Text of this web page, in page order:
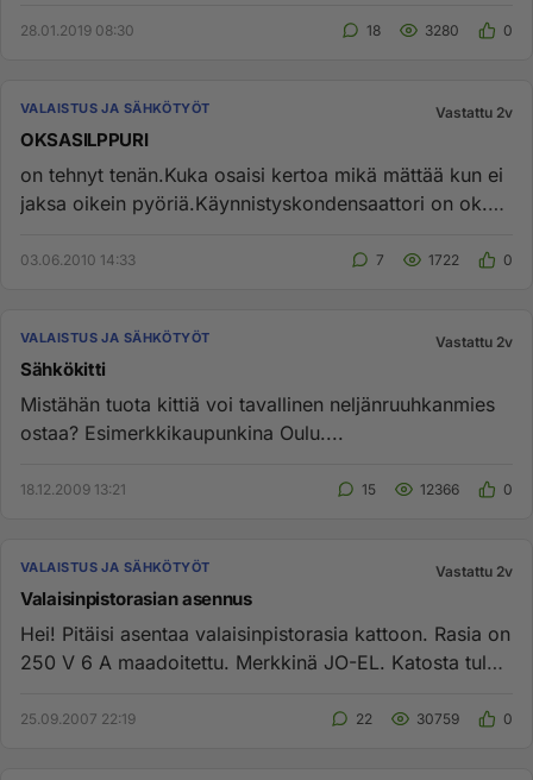
28.01.2019 08:30 18 3280 0
VALAISTUS JA SÄHKÖTYÖT Vastattu 2v
OKSASILPPURI
on tehnyt tenän.Kuka osaisi kertoa mikä mättää kun ei
jaksa oikein pyöriä.Käynnistyskondensaattori on ok.
03.06.2010 14:33 7 1722 0
VALAISTUS JA SÄHKÖTYÖT Vastattu 2v
Sähkökitti
Mistähän tuota kittiä voi tavallinen neljänruuhkanmies
ostaa? Esimerkkikaupunkina Oulu....
18.12.2009 13:21 15 12366 0
VALAISTUS JA SÄHKÖTYÖT Vastattu 2v
Valaisinpistorasian asennus
Hei! Pitäisi asentaa valaisinpistorasia kattoon. Rasia on
250 V 6 A maadoitettu. Merkkinä JO-EL. Katosta tulee
25.09.2007 22:19 22 30759 0